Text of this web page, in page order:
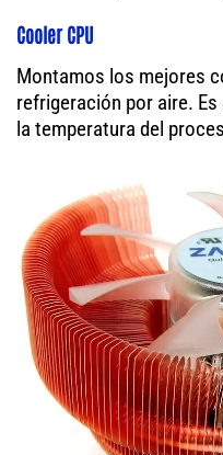
Cooler CPU
Montamos los mejores
refrigeración por aire.
la temperatura del